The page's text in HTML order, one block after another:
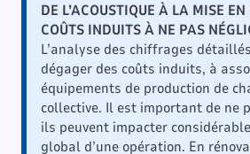
DE L’ACOUSTIQUE À LA MISE
COÛTS INDUITS À NE PAS
L’analyse des chiffrages
dégager des coûts induits, à
équipements de production de
collective. Il est important de ne
ils peuvent impacter
global d’une opération. En